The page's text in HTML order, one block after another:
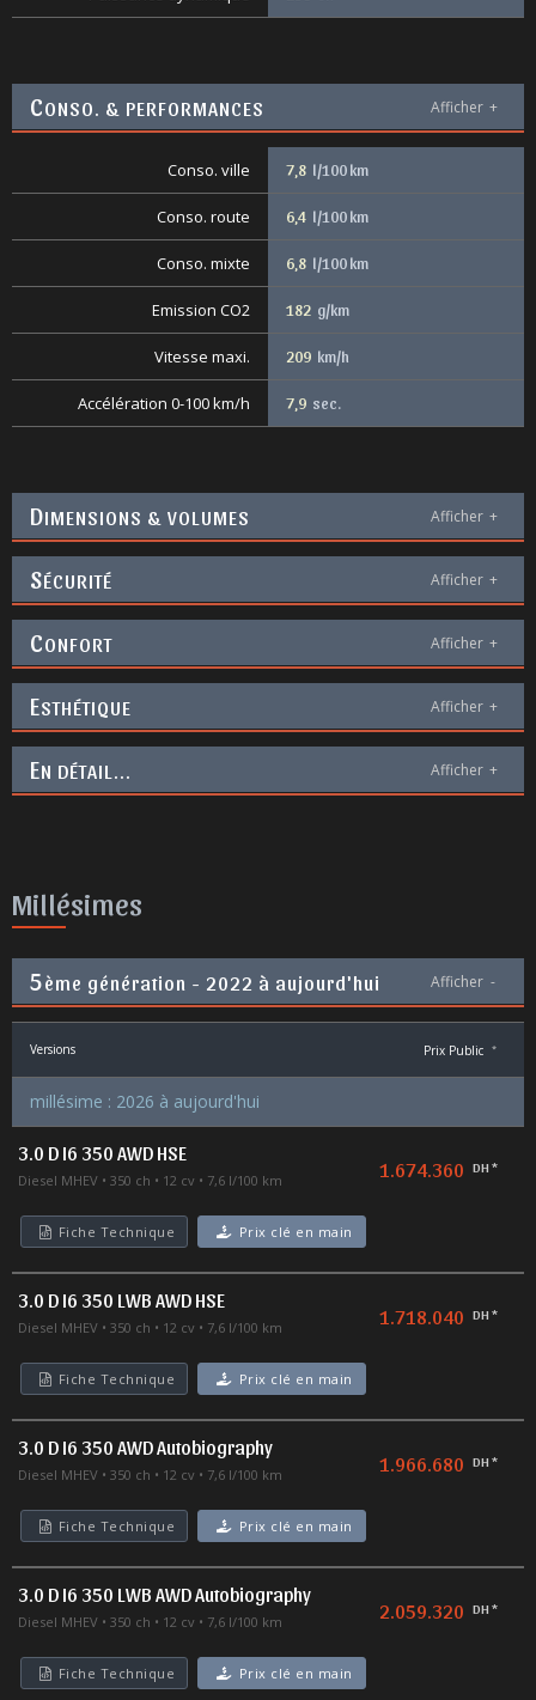
CONSO. & PERFORMANCES Afficher +
Conso. ville 7,8 l/100 km
Conso. route 6,4 l/100 km
Conso. mixte 6,8 l/100 km
Emission CO2 182 g/km
Vitesse maxi. 209 km/h
Accélération 0-100 km/h 7,9 sec.
DIMENSIONS & VOLUMES Afficher +
SÉCURITÉ Afficher +
CONFORT Afficher +
ESTHÉTIQUE Afficher +
EN DÉTAIL... Afficher +
Millésimes
5ème génération - 2022 à aujourd'hui Afficher -
Versions Prix Public *
millésime : 2026 à aujourd'hui
3.0 D I6 350 AWD HSE
Diesel MHEV 350 ch 12 cv 7,6 l/100 km 1.674.360 DH *
Fiche Technique Prix clé en main
3.0 D I6 350 LWB AWD HSE
Diesel MHEV 350 ch 12 cv 7,6 l/100 km 1.718.040 DH *
Fiche Technique Prix clé en main
3.0 D I6 350 AWD Autobiography
Diesel MHEV 350 ch 12 cv 7,6 l/100 km 1.966.680 DH *
Fiche Technique Prix clé en main
3.0 D I6 350 LWB AWD Autobiography
Diesel MHEV 350 ch 12 cv 7,6 l/100 km 2.059.320 DH *
Fiche Technique Prix clé en main